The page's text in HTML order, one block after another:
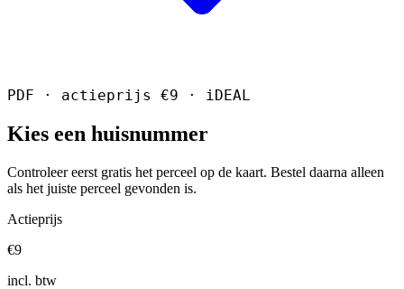
PDF · actieprijs €9 · iDEAL
Kies een huisnummer
Controleer eerst gratis het perceel op de kaart. Bestel daarna alleen
als het juiste perceel gevonden is.
Actieprijs
€9
incl. btw